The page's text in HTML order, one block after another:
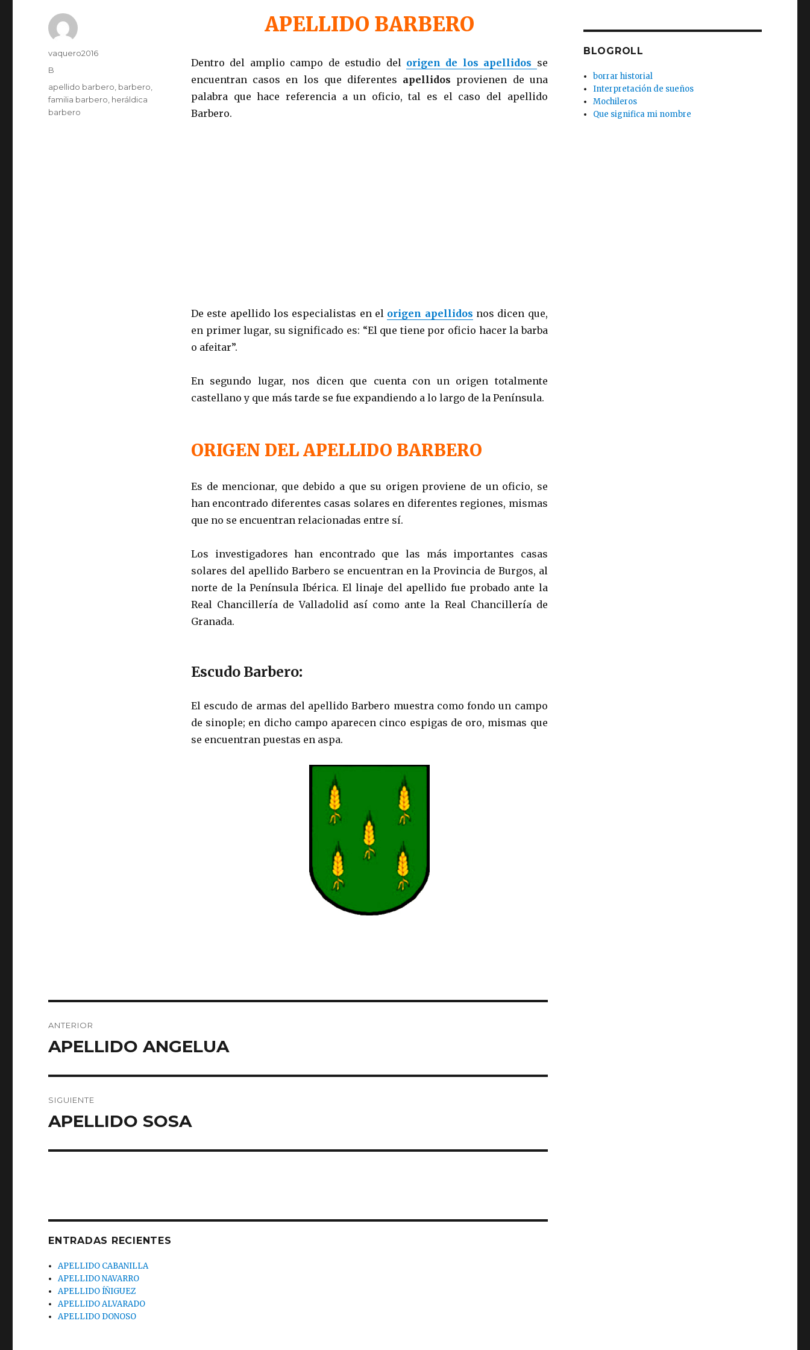
APELLIDO BARBERO
Dentro del amplio campo de estudio del origen de los apellidos se
encuentran casos en los que diferentes apellidos provienen de una
palabra que hace referencia a un oficio, tal es el caso del apellido
Barbero.
De este apellido los especialistas en el origen apellidos nos dicen que,
en primer lugar, su significado es: “El que tiene por oficio hacer la barba
o afeitar”.
En segundo lugar, nos dicen que cuenta con un origen totalmente
castellano y que más tarde se fue expandiendo a lo largo de la Península.
ORIGEN DEL APELLIDO BARBERO
Es de mencionar, que debido a que su origen proviene de un oficio, se
han encontrado diferentes casas solares en diferentes regiones, mismas
que no se encuentran relacionadas entre sí.
Los investigadores han encontrado que las más importantes casas
solares del apellido Barbero se encuentran en la Provincia de Burgos, al
norte de la Península Ibérica. El linaje del apellido fue probado ante la
Real Chancillería de Valladolid así como ante la Real Chancillería de
Granada.
Escudo Barbero:
El escudo de armas del apellido Barbero muestra como fondo un campo
de sinople; en dicho campo aparecen cinco espigas de oro, mismas que
se encuentran puestas en aspa.
Autor
vaquero2016
Publicado
Categorías
B
Etiquetas
apellido barbero barbero
familia barbero heráldica
barbero
de
ANTERIOR
Entrada
APELLIDO ANGELUA
SIGUIENTE
Entrada
APELLIDO SOSA
ENTRADAS RECIENTES
APELLIDO CABANILLA
APELLIDO NAVARRO
APELLIDO ÍÑIGUEZ
APELLIDO ALVARADO
APELLIDO DONOSO
BLOGROLL
borrar historial
Interpretación de sueños
Mochileros
Que significa mi nombre